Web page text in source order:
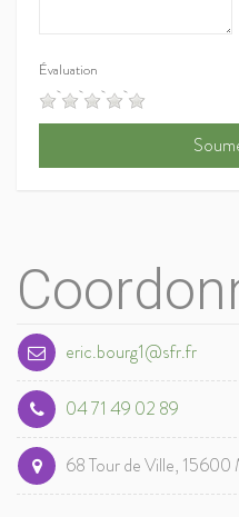
Évaluation
eric.bourg1@sfr.fr
04 71 49 02 89
68 Tour de Ville, 15600